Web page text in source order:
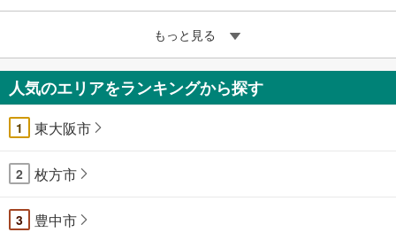
もっと見る
人気のエリアをランキングから探す
1 東大阪市
2 枚方市
3 豊中市